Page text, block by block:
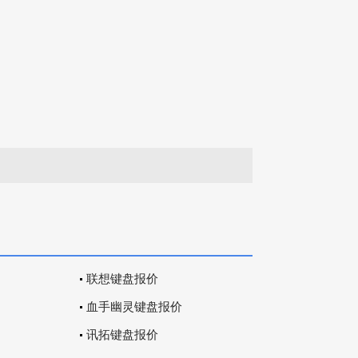
联想键盘报价
血手幽灵键盘报价
讯拓键盘报价